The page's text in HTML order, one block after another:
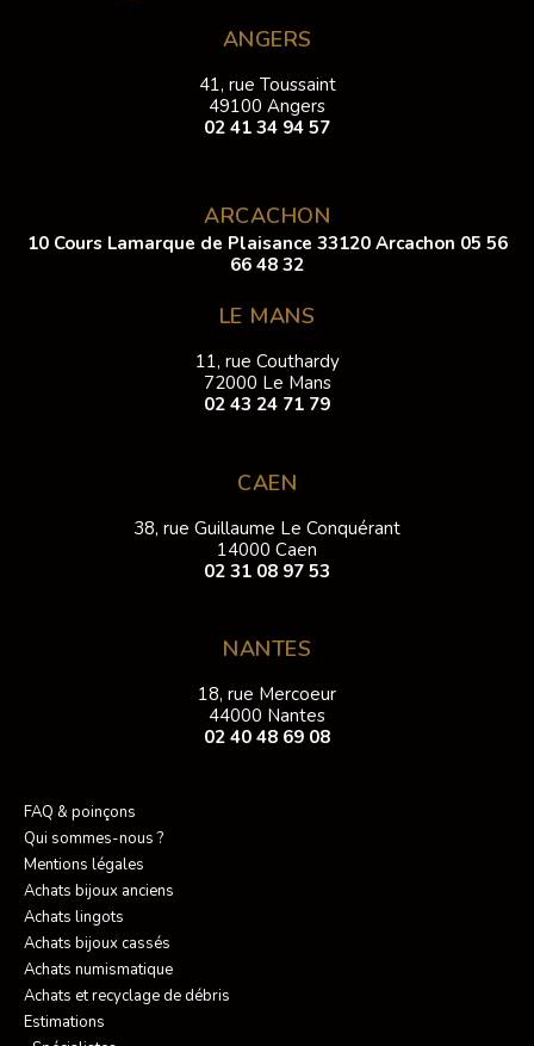
ANGERS
41, rue Toussaint
49100 Angers
02 41 34 94 57
ARCACHON
10 Cours Lamarque de Plaisance 33120 Arcachon 05 56
66 48 32
LE MANS
11, rue Couthardy
72000 Le Mans
02 43 24 71 79
CAEN
38, rue Guillaume Le Conquérant
14000 Caen
02 31 08 97 53
NANTES
18, rue Mercoeur
44000 Nantes
02 40 48 69 08
FAQ & poinçons
Qui sommes-nous ?
Mentions légales
Achats bijoux anciens
Achats lingots
Achats bijoux cassés
Achats numismatique
Achats et recyclage de débris
Estimations